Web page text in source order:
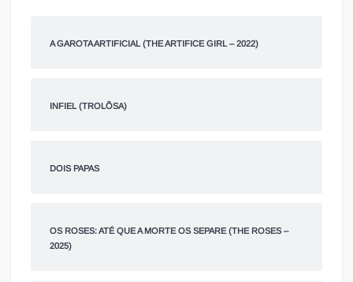
A GAROTA ARTIFICIAL (THE ARTIFICE GIRL – 2022)
INFIEL (TROLÕSA)
DOIS PAPAS
OS ROSES: ATÉ QUE A MORTE OS SEPARE (THE ROSES –
2025)